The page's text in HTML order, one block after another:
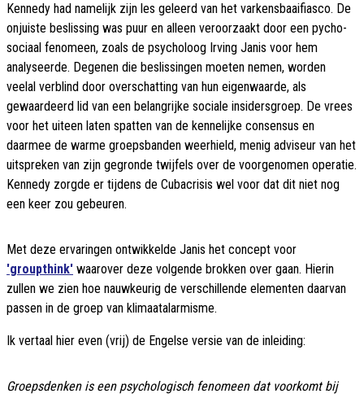
Kennedy had namelijk zijn les geleerd van het varkensbaaifiasco. De
onjuiste beslissing was puur en alleen veroorzaakt door een pycho-
sociaal fenomeen, zoals de psycholoog Irving Janis voor hem
analyseerde. Degenen die beslissingen moeten nemen, worden
veelal verblind door overschatting van hun eigenwaarde, als
gewaardeerd lid van een belangrijke sociale insidersgroep. De vrees
voor het uiteen laten spatten van de kennelijke consensus en
daarmee de warme groepsbanden weerhield, menig adviseur van het
uitspreken van zijn gegronde twijfels over de voorgenomen operatie.
Kennedy zorgde er tijdens de Cubacrisis wel voor dat dit niet nog
een keer zou gebeuren.
Met deze ervaringen ontwikkelde Janis het concept voor
'groupthink' waarover deze volgende brokken over gaan. Hierin
zullen we zien hoe nauwkeurig de verschillende elementen daarvan
passen in de groep van klimaatalarmisme.
Ik vertaal hier even (vrij) de Engelse versie van de inleiding:
Groepsdenken is een psychologisch fenomeen dat voorkomt bij